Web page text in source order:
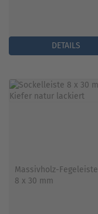
DETAILS
Massivholz-Fegeleiste
8 x 30 mm